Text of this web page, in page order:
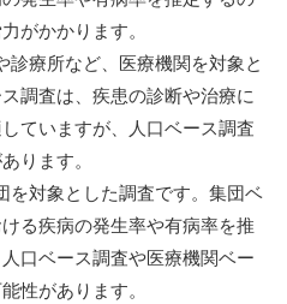
がかかります。
診療所など、医療機関を対象と
調査は、疾患の診断や治療に
ていますが、人口ベース調査
ります。
を対象とした調査です。集団ベ
る疾病の発生率や有病率を推
口ベース調査や医療機関ベー
性があります。